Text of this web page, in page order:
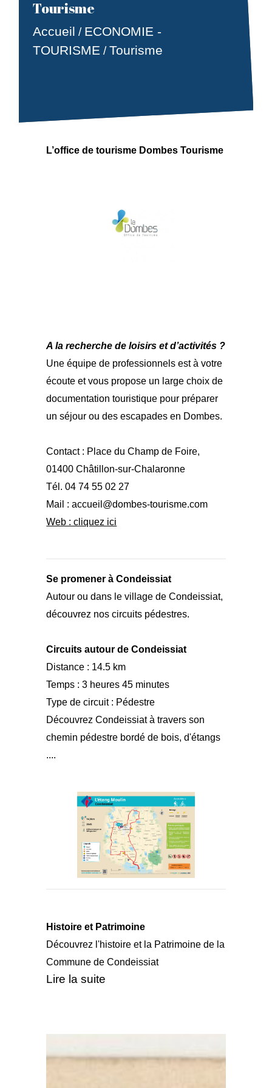
Tourisme
Accueil / ECONOMIE -
TOURISME /Tourisme
L’office de tourisme Dombes Tourisme
A la recherche de loisirs et d’activités ?
Une équipe de professionnels est à votre
écoute et vous propose un large choix de
documentation touristique pour préparer
un séjour ou des escapades en Dombes.
Contact : Place du Champ de Foire,
01400 Châtillon-sur-Chalaronne
Tél. 04 74 55 02 27
Mail : accueil@dombes-tourisme.com
Web : cliquez ici
Se promener à Condeissiat
Autour ou dans le village de Condeissiat,
découvrez nos circuits pédestres.
Circuits autour de Condeissiat
Distance : 14.5 km
Temps : 3 heures 45 minutes
Type de circuit : Pédestre
Découvrez Condeissiat à travers son
chemin pédestre bordé de bois, d'étangs
....
Histoire et Patrimoine
Découvrez l'histoire et la Patrimoine de la
Commune de Condeissiat
Lire la suite